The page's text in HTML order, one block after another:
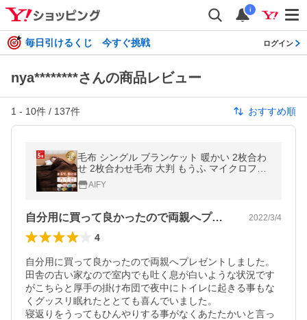
i
毎日引けるくじ 今すぐ挑戦 ログイン
nya********さんの商品レビュー
1 - 10件 / 137件 おすすめ順
毛布 シングル ブランケット 暖かい 2枚合わ
せ 2枚合わせ毛布 大判 もうふ マイクロファ
イバー毛布 厚手 二枚合わせ毛布 冬 軽い 冬
用 あったか毛布 洗える
AIFY
自分用に買って良かったので両親へプレゼ… 2022/3/4
4
自分用に買って良かったので両親へプレゼントしました。
田舎の古い家なので室内でも吐く息が白いような状況です
がこちらと厚手の掛け布団で夜中にトイレに起きる事もな
くグッスリ眠れたととても喜んでいました。
寝返りをうってもひんやりする事がなくあたたかいと言っ